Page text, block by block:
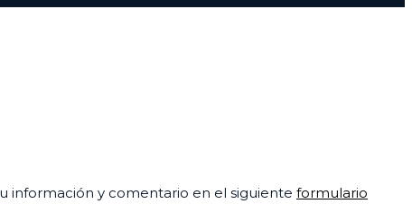
información y comentario en el siguiente formulario